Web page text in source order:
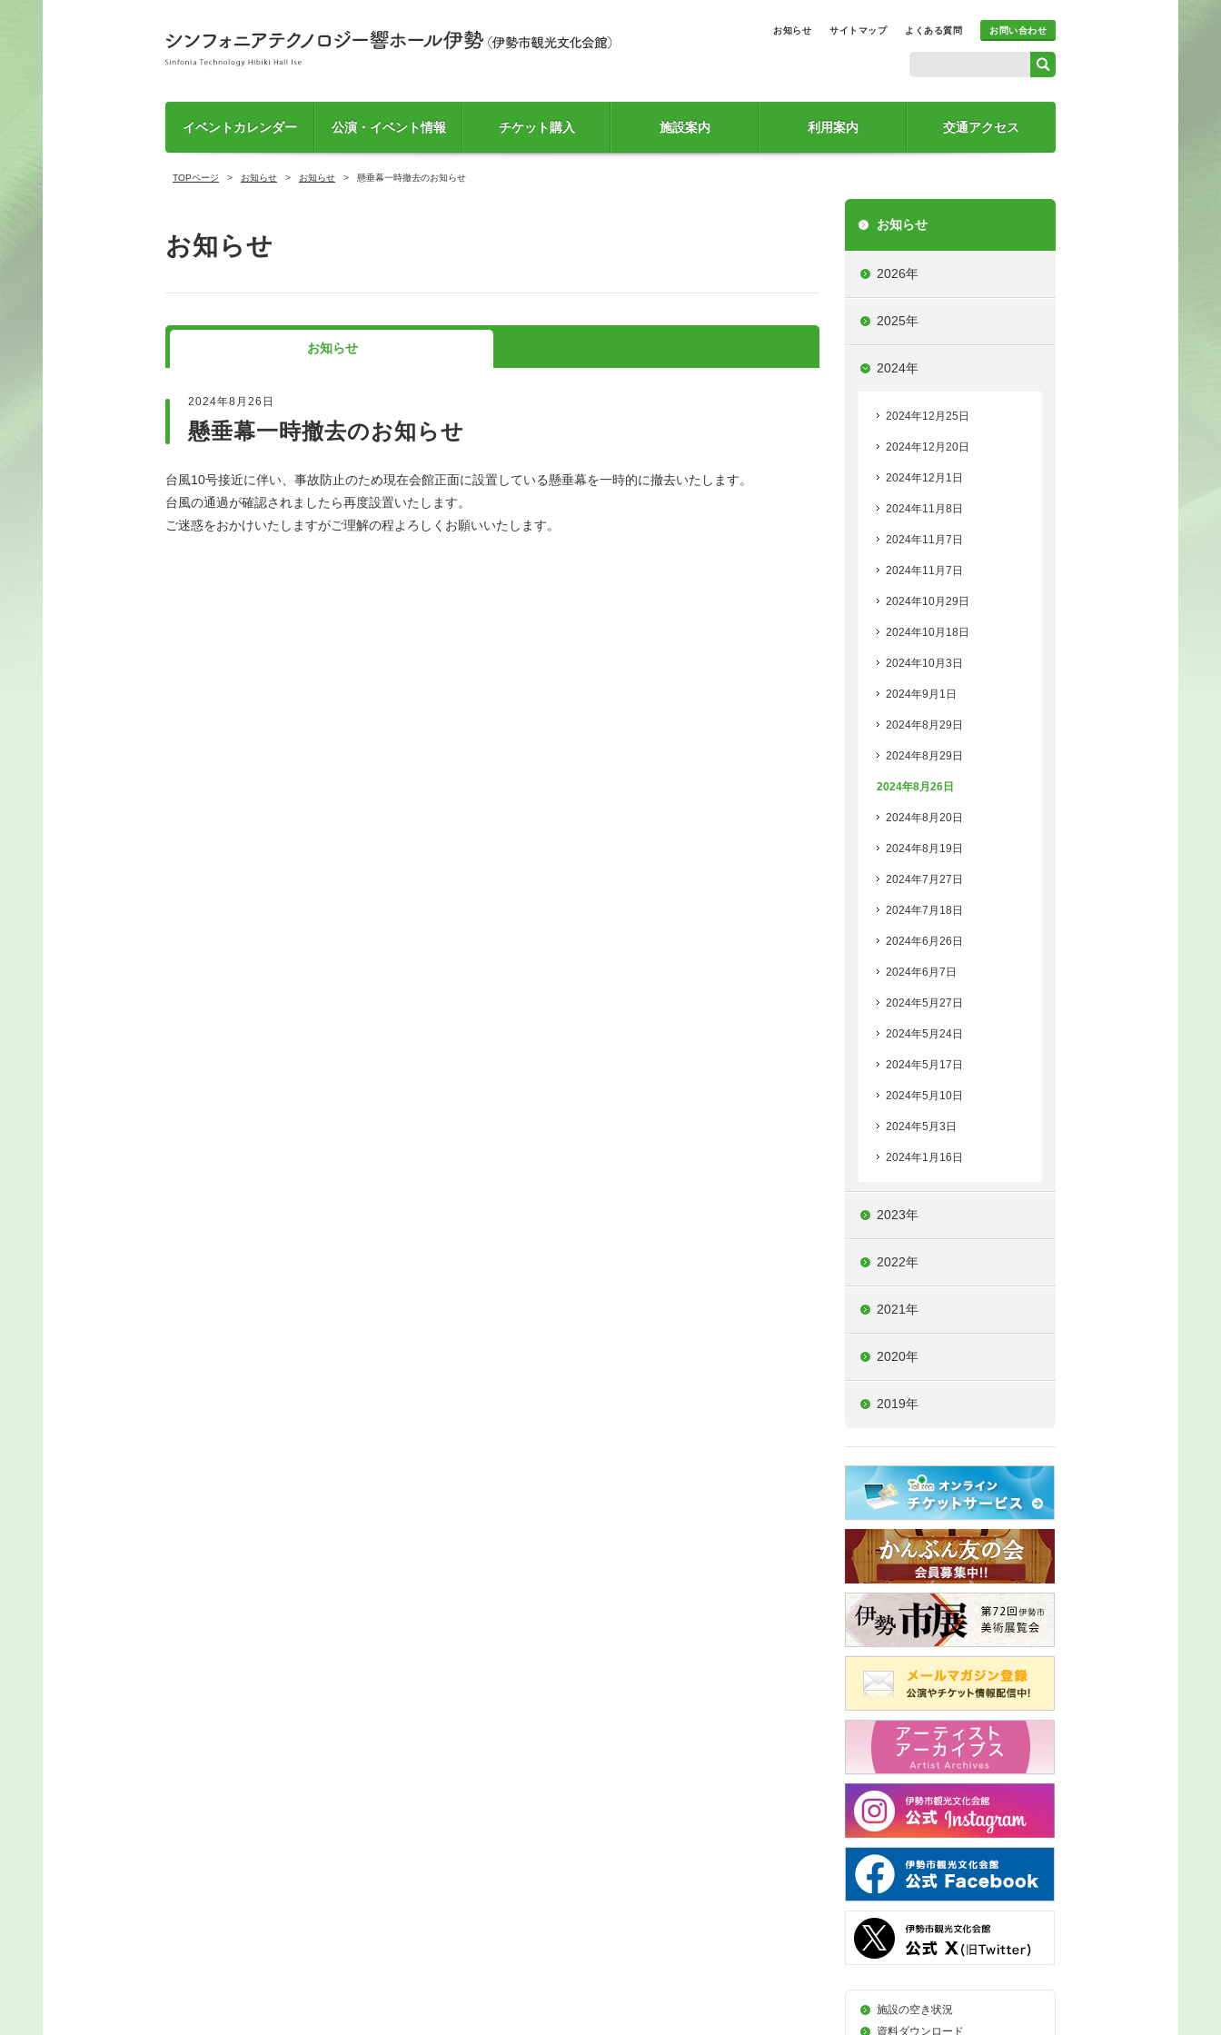
お知らせ サイトマップ よくある質問 お問い合わせ
イベントカレンダー 公演・イベント情報 チケット購入 施設案内 利用案内 交通アクセス
TOPページ お知らせ お知らせ 懸垂幕一時撤去のお知らせ
お知らせ
お知らせ
2024年8月26日
懸垂幕一時撤去のお知らせ
台風10号接近に伴い、事故防止のため現在会館正面に設置している懸垂幕を一時的に撤去いたします。
台風の通過が確認されましたら再度設置いたします。
ご迷惑をおかけいたしますがご理解の程よろしくお願いいたします。
お知らせ
2026年
2025年
2024年
2024年12月25日
2024年12月20日
2024年12月1日
2024年11月8日
2024年11月7日
2024年11月7日
2024年10月29日
2024年10月18日
2024年10月3日
2024年9月1日
2024年8月29日
2024年8月29日
2024年8月26日
2024年8月20日
2024年8月19日
2024年7月27日
2024年7月18日
2024年6月26日
2024年6月7日
2024年5月27日
2024年5月24日
2024年5月17日
2024年5月10日
2024年5月3日
2024年1月16日
2023年
2022年
2021年
2020年
2019年
施設の空き状況
資料ダウンロード